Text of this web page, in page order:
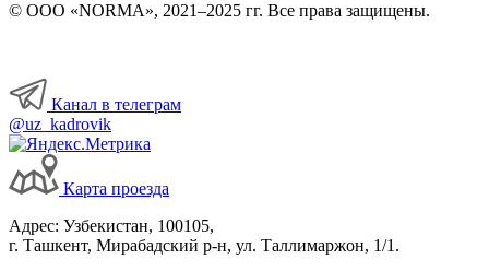
© ООО «NORMA», 2021–2025 гг. Все права защищены.
Канал в телеграм
@uz_kadrovik
Карта проезда
Адрес: Узбекистан, 100105,
г. Ташкент, Мирабадский р-н, ул. Таллимаржон, 1/1.